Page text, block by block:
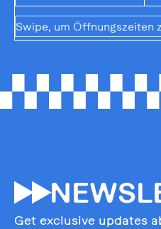
Swipe, um Öffnungszeiten
55
Get exclusive updates